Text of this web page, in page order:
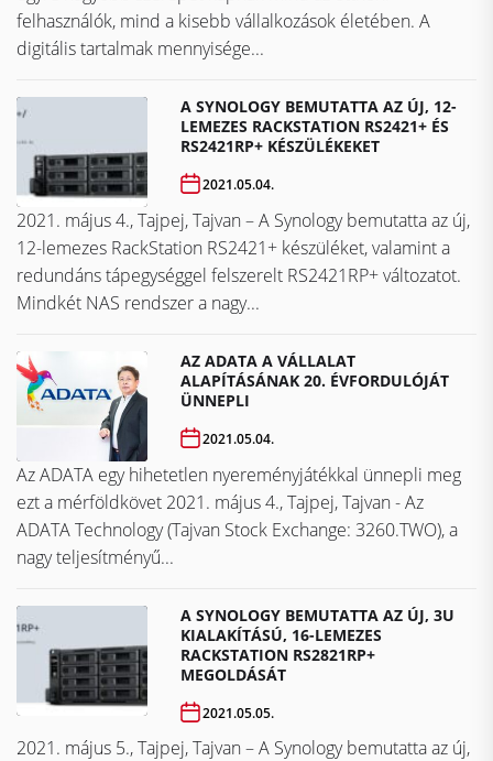
felhasználók, mind a kisebb vállalkozások életében. A
digitális tartalmak mennyisége...
A SYNOLOGY BEMUTATTA AZ ÚJ, 12-
LEMEZES RACKSTATION RS2421+ ÉS
RS2421RP+ KÉSZÜLÉKEKET
2021.05.04.
2021. május 4., Tajpej, Tajvan – A Synology bemutatta az új,
12-lemezes RackStation RS2421+ készüléket, valamint a
redundáns tápegységgel felszerelt RS2421RP+ változatot.
Mindkét NAS rendszer a nagy...
AZ ADATA A VÁLLALAT
ALAPÍTÁSÁNAK 20. ÉVFORDULÓJÁT
ÜNNEPLI
2021.05.04.
Az ADATA egy hihetetlen nyereményjátékkal ünnepli meg
ezt a mérföldkövet ​​​​​​​2021. május 4., Tajpej, Tajvan - Az
ADATA Technology (Tajvan Stock Exchange: 3260.TWO), a
nagy teljesítményű...
A SYNOLOGY BEMUTATTA AZ ÚJ, 3U
KIALAKÍTÁSÚ, 16-LEMEZES
RACKSTATION RS2821RP+
MEGOLDÁSÁT
2021.05.05.
2021. május 5., Tajpej, Tajvan – A Synology bemutatta az új,